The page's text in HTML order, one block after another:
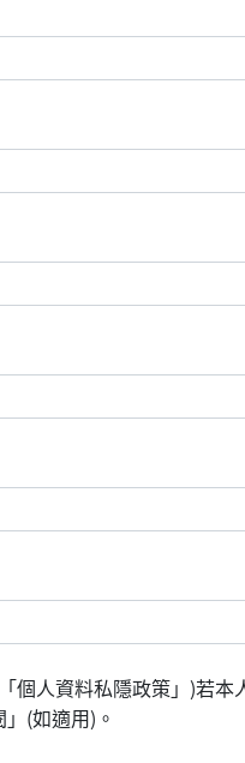
個人資料私隱政策」)若本
(如適用)。